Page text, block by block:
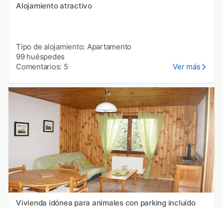
Alojamiento atractivo
Tipo de alojamiento: Apartamento
99 huéspedes
Comentarios: 5
Ver más
Vivienda idónea para animales con parking incluído